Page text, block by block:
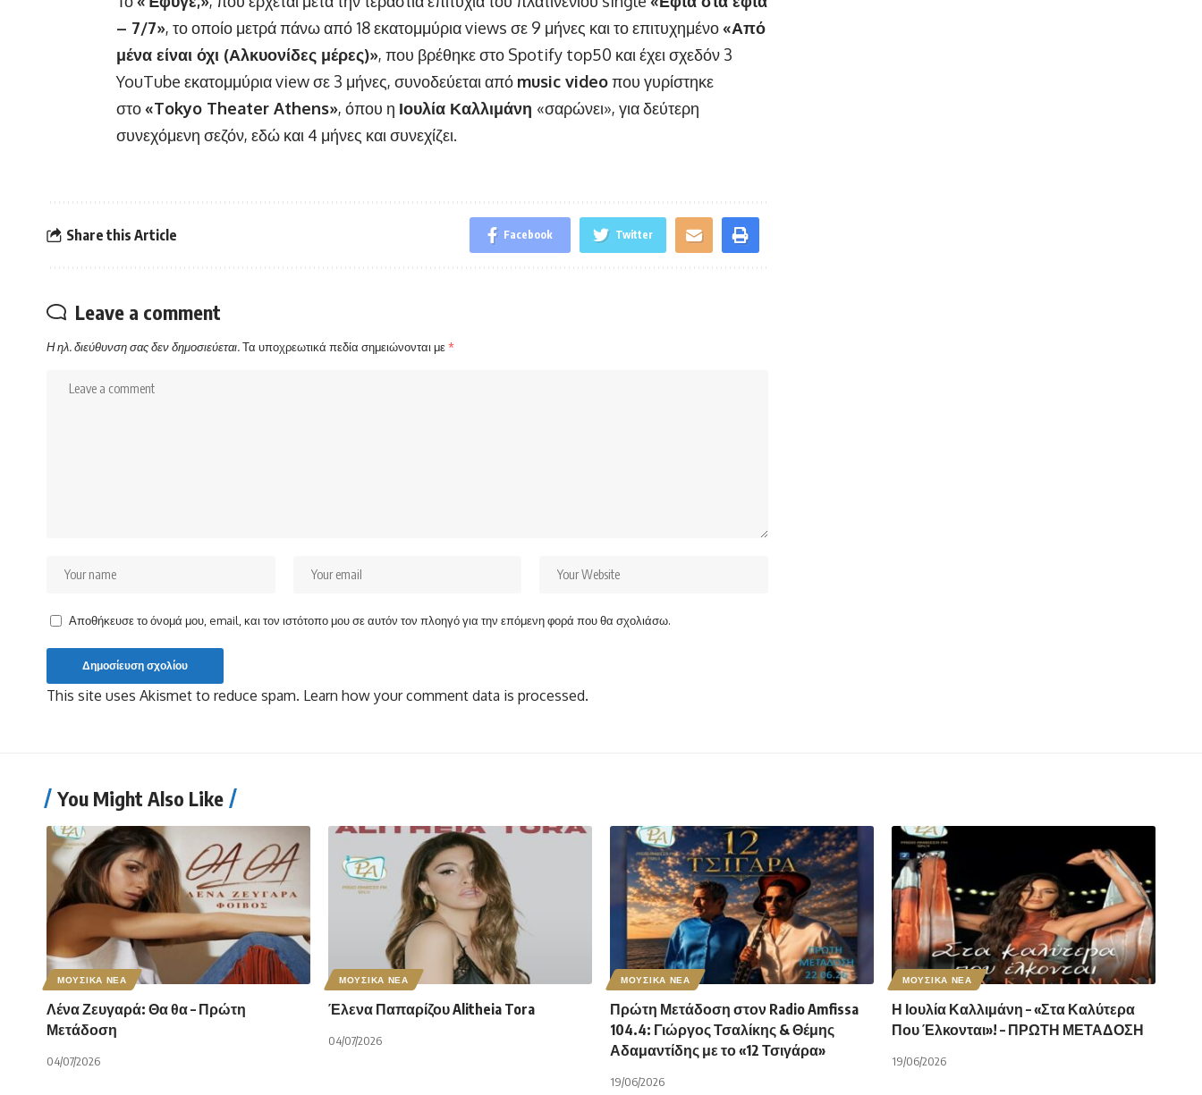
– 7/7», το οποίο μετρά πάνω από 18 εκατομμύρια views σε 9 μήνες και το επιτυχημένο«Από
μένα είναι όχι (Αλκυονίδες μέρες)», που βρέθηκε στο Spotify top50 και έχει σχεδόν 3
YouTube εκατομμύρια view σε 3 μήνες, συνοδεύεται από music videoπου γυρίστηκε
στο«Tokyo Theater Athens», όπου η Ιουλία Καλλιμάνη «σαρώνει», για δεύτερη
συνεχόμενη σεζόν, εδώ και 4 μήνες και συνεχίζει.
Share this Article Facebook Twitter
Leave a comment
Η ηλ. διεύθυνση σας δεν δημοσιεύεται.Τα υποχρεωτικά πεδία σημειώνονται με*
Αποθήκευσε το όνομά μου, email, και τον ιστότοπο μου σε αυτόν τον πλοηγό για την επόμενη φορά που θα σχολιάσω.
This site uses Akismet to reduce spam. Learn how your comment data is processed.
You Might Also Like
ΜΟΥΣΙΚΑ ΝΕΑ
Λένα Ζευγαρά: Θα θα – Πρώτη
Μετάδοση
04/07/2026
ΜΟΥΣΙΚΑ ΝΕΑ
Έλενα Παπαρίζου Alitheia Tora
04/07/2026
ΜΟΥΣΙΚΑ ΝΕΑ
Πρώτη Μετάδοση στον Radio Amfissa
104.4: Γιώργος Τσαλίκης & Θέμης
Αδαμαντίδης με το «12 Τσιγάρα»
19/06/2026
ΜΟΥΣΙΚΑ ΝΕΑ
Η Ιουλία Καλλιμάνη – «Στα Καλύτερα
Που Έλκονται»! – ΠΡΩΤΗ ΜΕΤΑΔΟΣΗ
19/06/2026